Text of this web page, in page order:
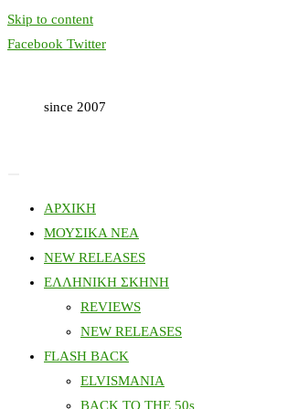
Skip to content
Facebook Twitter
since 2007
ΑΡΧΙΚΗ
ΜΟΥΣΙΚΑ ΝΕΑ
NEW RELEASES
ΕΛΛΗΝΙΚΗ ΣΚΗΝΗ
REVIEWS
NEW RELEASES
FLASH BACK
ELVISMANIA
BACK TO THE 50s